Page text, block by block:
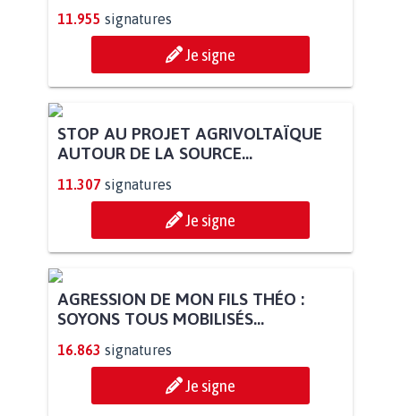
11.955 signatures
Je signe
STOP AU PROJET AGRIVOLTAÏQUE
AUTOUR DE LA SOURCE...
11.307 signatures
Je signe